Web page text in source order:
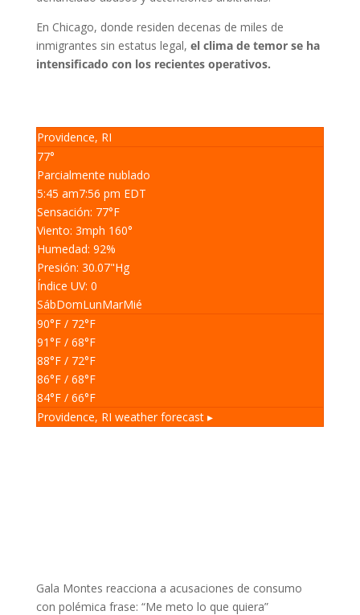
En Chicago, donde residen decenas de miles de
inmigrantes sin estatus legal, el clima de temor se ha
intensificado con los recientes operativos.
Providence, RI
77°
Parcialmente nublado
5:45 am7:56 pm EDT
Sensación: 77°F
Viento: 3mph 160°
Humedad: 92%
Presión: 30.07"Hg
Índice UV: 0
SábDomLunMarMié
90°F/ 72°F
91°F/ 68°F
88°F/ 72°F
86°F/ 68°F
84°F/ 66°F
Providence, RI weather forecast ▸
Gala Montes reacciona a acusaciones de consumo
con polémica frase: “Me meto lo que quiera”